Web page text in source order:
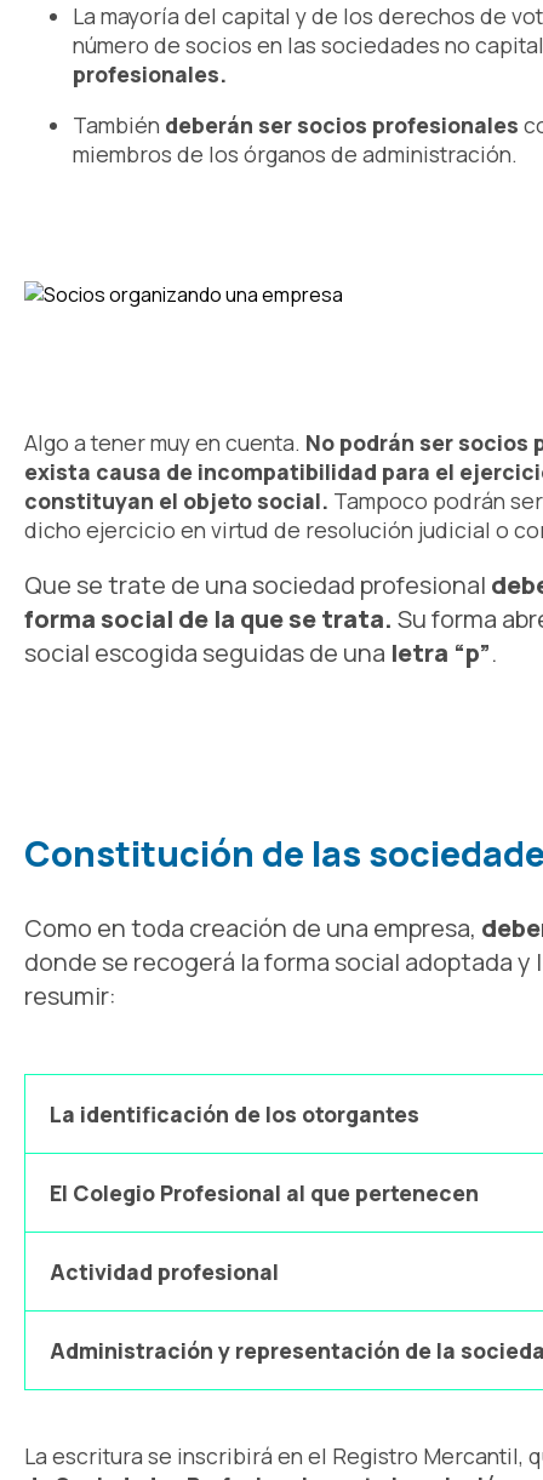
La mayoría del capital y de los derechos de
número de socios en las sociedades no
profesionales.
También deberán ser socios profesionales
miembros de los órganos de administración.
Algo a tener muy en cuenta. No podrán ser socios
exista causa de incompatibilidad para el
constituyan el objeto social. Tampoco podrán
dicho ejercicio en virtud de resolución judicial o
Que se trate de una sociedad profesional
forma social de la que se trata. Su forma
social escogida seguidas de una letra “p”.
Constitución de las
Como en toda creación de una empresa,
donde se recogerá la forma social adoptada
resumir:
La identificación de los otorgantes
El Colegio Profesional al que pertenecen
Actividad profesional
Administración y representación de la
La escritura se inscribirá en el Registro Mercantil,